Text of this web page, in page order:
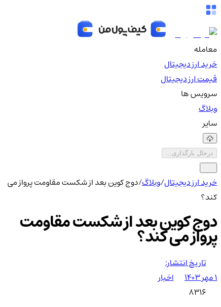
معامله
خرید ارز دیجیتال
قیمت ارز دیجیتال
سرویس ها
وبلاگ
سایر
درحال بارگذاری...
خرید ارز دیجیتال/وبلاگ/دوج کوین بعد از شکست مقاومت پرواز می
کند؟
دوج کوین بعد از شکست مقاومت
پرواز می کند؟
تاریخ انتشار:
اخبار
8316